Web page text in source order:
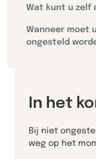
Wat kunt u zelf
Wanneer moet
ongesteld
In het
Bij niet
weg op het